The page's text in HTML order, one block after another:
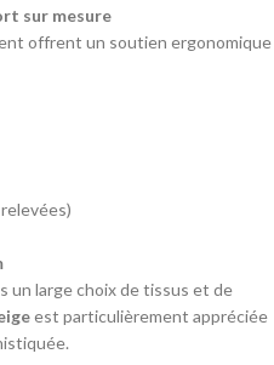
sur mesure
offrent un soutien ergonomique
un large choix de tissus et de
est particulièrement appréciée